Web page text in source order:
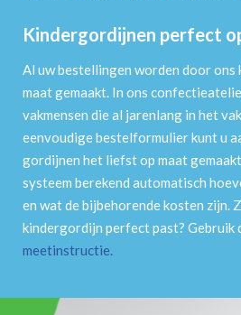
Kindergordijnen perfect
Al uw bestellingen worden door ons
maat gemaakt. In ons
vakmensen die al jarenlang in het
eenvoudige bestelformulier kunt u
gordijnen het liefst op maat
systeem berekend automatisch
en wat de bijbehorende kosten zijn.
kindergordijn perfect past? Gebruik
meetinstructie.